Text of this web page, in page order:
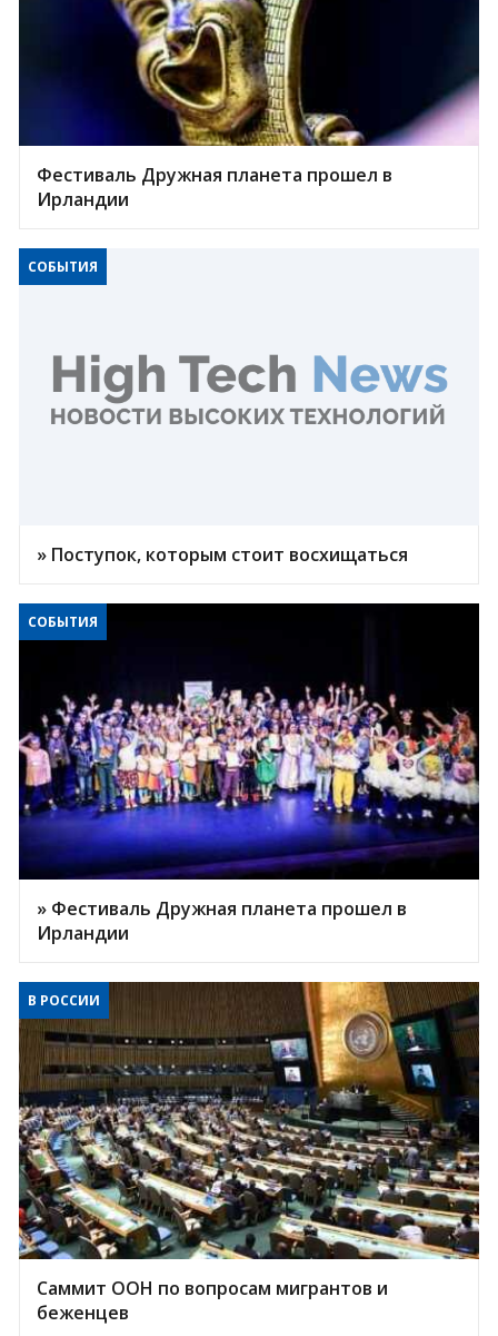
Фестиваль Дружная планета прошел в
Ирландии
СОБЫТИЯ
» Поступок, которым стоит восхищаться
СОБЫТИЯ
» Фестиваль Дружная планета прошел в
Ирландии
В РОССИИ
Саммит ООН по вопросам мигрантов и
беженцев